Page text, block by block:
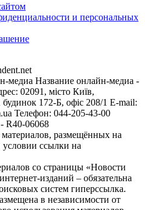
и персональных
медиа Название онлайн-медиа -
02091, місто Київ,
172-Б, офіс 208/1 E-mail:
Телефон: 044-205-43-00
R40-06068
размещённых на
условии ссылки на
со страницы «Новости
изданий – обязательна
систем гиперссылка.
в независимости от